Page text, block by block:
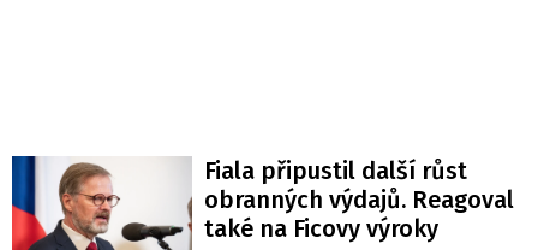
Fiala připustil další růst
obranných výdajů. Reagoval
také na Ficovy výroky